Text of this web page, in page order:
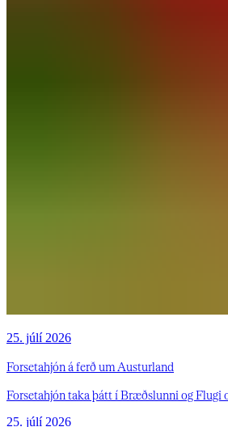
25. júlí 2026
Forsetahjón á ferð um Austurland
Forsetahjón taka þátt í Bræðslunni og Flugi
25. júlí 2026